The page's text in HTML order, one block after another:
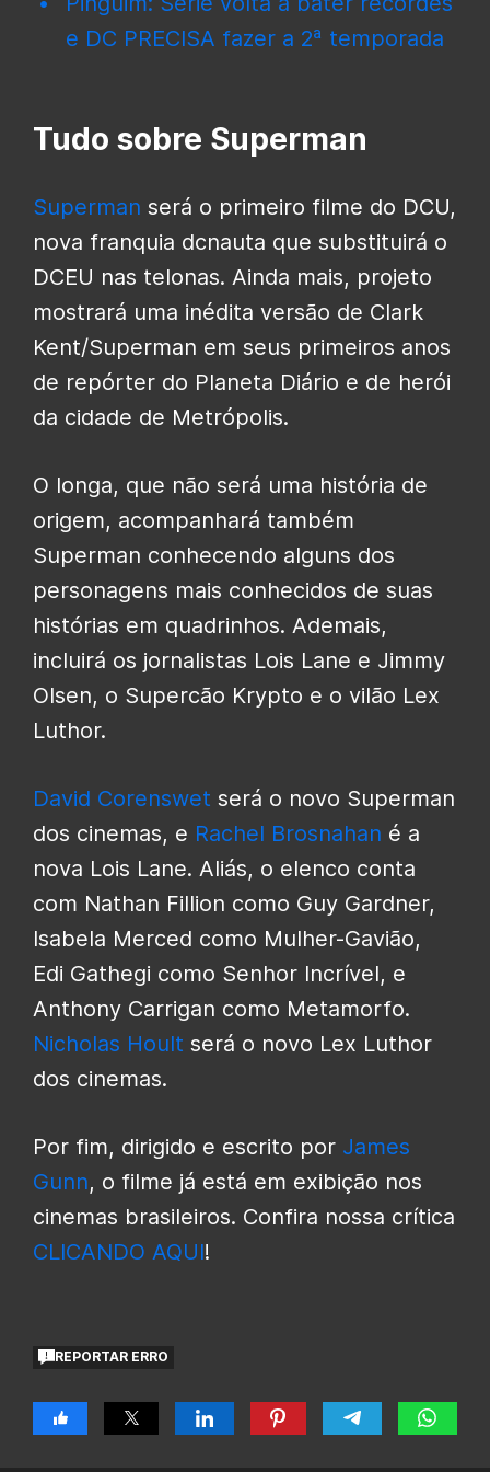
e DC PRECISA fazer a 2ª temporada
Tudo sobre Superman
Superman será o primeiro filme do DCU,
nova franquia dcnauta que substituirá o
DCEU nas telonas. Ainda mais, projeto
mostrará uma inédita versão de Clark
Kent/Superman em seus primeiros anos
de repórter do Planeta Diário e de herói
da cidade de Metrópolis.
O longa, que não será uma história de
origem, acompanhará também
Superman conhecendo alguns dos
personagens mais conhecidos de suas
histórias em quadrinhos. Ademais,
incluirá os jornalistas Lois Lane e Jimmy
Olsen, o Supercão Krypto e o vilão Lex
Luthor.
David Corenswet será o novo Superman
dos cinemas, e Rachel Brosnahan é a
nova Lois Lane. Aliás, o elenco conta
com Nathan Fillion como Guy Gardner,
Isabela Merced como Mulher-Gavião,
Edi Gathegi como Senhor Incrível, e
Anthony Carrigan como Metamorfo.
Nicholas Hoult será o novo Lex Luthor
dos cinemas.
Por fim, dirigido e escrito por James
Gunn, o filme já está em exibição nos
cinemas brasileiros. Confira nossa crítica
CLICANDO AQUI!
REPORTAR ERRO